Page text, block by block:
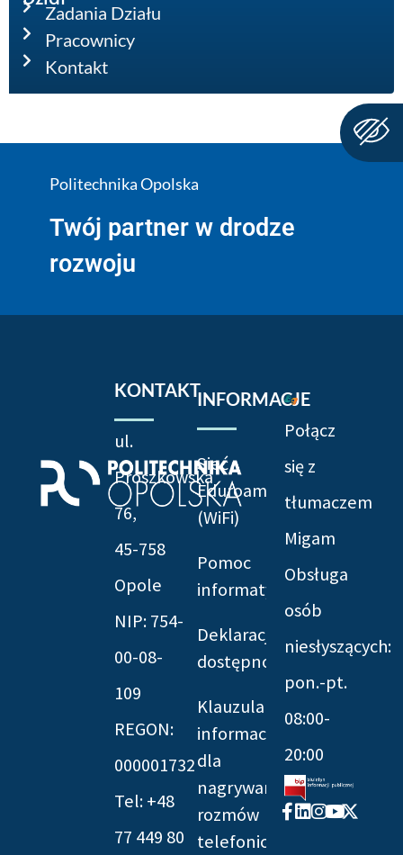
Zadania Działu
Pracownicy
Kontakt
Politechnika Opolska
Twój partner w drodze
rozwoju
KONTAKT
ul.
Prószkowska
76,
45-758
Opole
NIP: 754-
00-08-
109
REGON:
000001732
Tel: +48
77 449 80
INFORMACJE
Sieć
Eduroam
(WiFi)
Pomoc
informatyczna
Deklaracja
dostępności
Klauzula
informacyjna
dla
nagrywania
rozmów
telefonicznych
Połącz
się z
tłumaczem
Migam
Obsługa
osób
niesłyszących:
pon.-pt.
08:00-
20:00
Facebook-
f
Linkedin
Instagram
Youtube
X-
twitter